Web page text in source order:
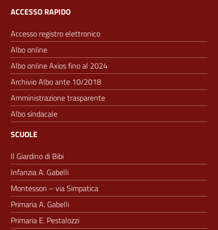
ACCESSO RAPIDO
Accesso registro elettronico
Albo online
Albo online Axios fino al 2024
Archivio Albo ante 10/2018
Amministrazione trasparente
Albo sindacale
SCUOLE
Il Giardino di Bibi
Infanzia A. Gabelli
Montessori – via Simpatica
Primaria A. Gabelli
Primaria E. Pestalozzi